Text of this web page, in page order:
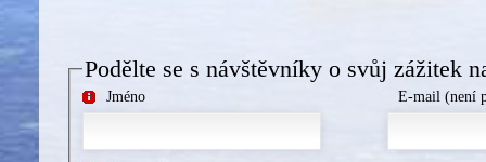
Podělte se s návštěvníky o svůj zážitek
Jméno E-mail (není